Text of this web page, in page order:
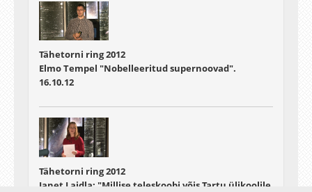
Tähetorni ring 2012
Elmo Tempel "Nobelleeritud supernoovad".
16.10.12
Tähetorni ring 2012
Janet Laidla: "Millise teleskoobi võis Tartu ülikoolile